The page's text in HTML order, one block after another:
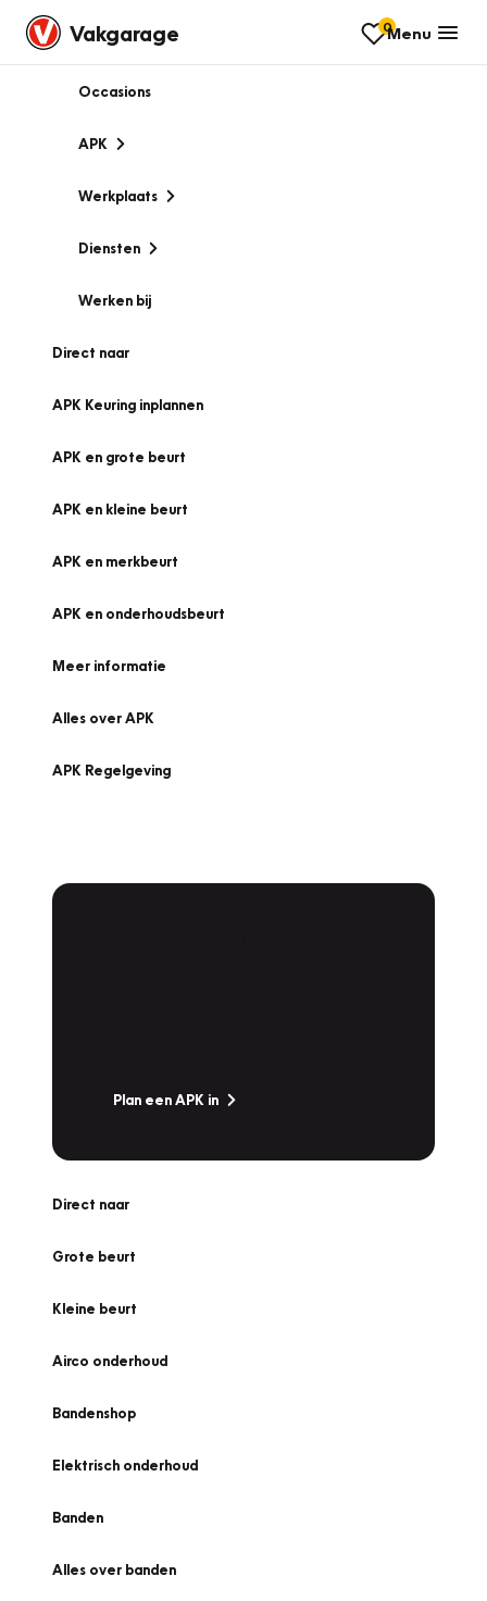
Vakgarage 0Menu
Occasions
APK
Werkplaats
Diensten
Werken bij
Direct naar
APK Keuring inplannen
APK en grote beurt
APK en kleine beurt
APK en merkbeurt
APK en onderhoudsbeurt
Meer informatie
Alles over APK
APK Regelgeving
Plan een APK in
Direct naar
Grote beurt
Kleine beurt
Airco onderhoud
Bandenshop
Elektrisch onderhoud
Banden
Alles over banden